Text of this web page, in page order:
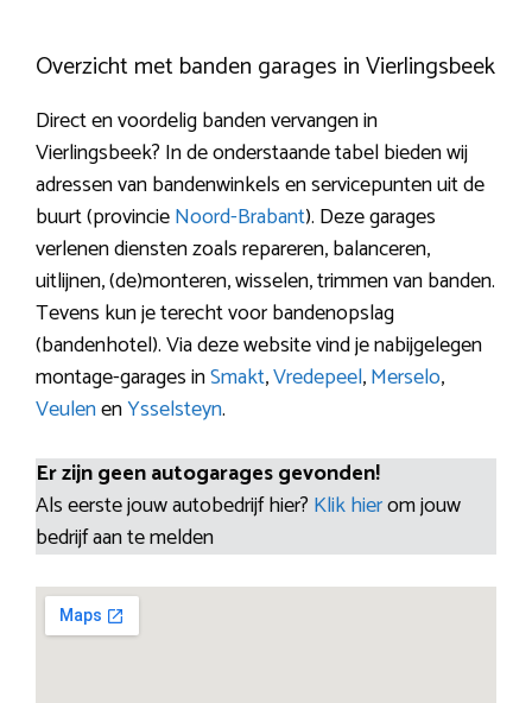
Overzicht met banden garages in Vierlingsbeek
Direct en voordelig banden vervangen in
Vierlingsbeek? In de onderstaande tabel bieden wij
adressen van bandenwinkels en servicepunten uit de
buurt (provincieNoord-Brabant). Deze garages
verlenen diensten zoals repareren, balanceren,
uitlijnen, (de)monteren, wisselen, trimmen van banden.
Tevens kun je terecht voor bandenopslag
(bandenhotel). Via deze website vind je nabijgelegen
montage-garages inSmakt,Vredepeel,Merselo,
VeulenenYsselsteyn.
Er zijn geen autogarages gevonden!
Als eerste jouw autobedrijf hier? Klik hierom jouw
bedrijf aan te melden